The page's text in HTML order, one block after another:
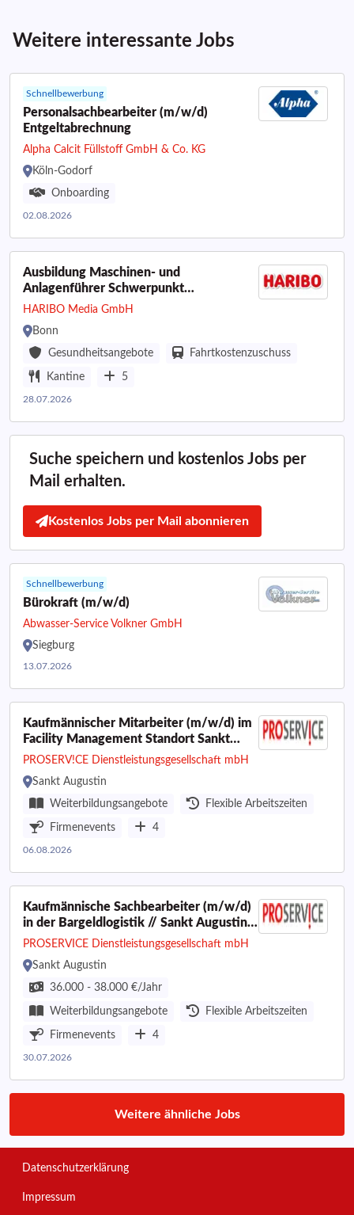
Weitere interessante Jobs
Schnellbewerbung
Personalsachbearbeiter (m/w/d)
Entgeltabrechnung
Alpha Calcit Füllstoff GmbH & Co. KG
Köln-Godorf
Onboarding
02.08.2026
Ausbildung Maschinen- und
Anlagenführer Schwerpunkt
Lebensmitteltechnik (m/w/d)
HARIBO Media GmbH
Bonn
Gesundheitsangebote
Fahrtkostenzuschuss
Kantine 5
28.07.2026
Suche speichern und kostenlos Jobs per
Mail erhalten.
Kostenlos Jobs per Mail abonnieren
Schnellbewerbung
Bürokraft (m/w/d)
Abwasser-Service Volkner GmbH
Siegburg
13.07.2026
Kaufmännischer Mitarbeiter (m/w/d) im
Facility Management Standort Sankt
Augustin bei Bonn in Vollzeit (40
PROSERV!CE Dienstleistungsgesellschaft mbH
Sankt Augustin
Weiterbildungsangebote
Flexible Arbeitszeiten
Firmenevents 4
06.08.2026
Kaufmännische Sachbearbeiter (m/w/d)
in der Bargeldlogistik // Sankt Augustin
in Vollzeit (40 Wochenstunden)
PROSERVICE Dienstleistungsgesellschaft mbH
Sankt Augustin
36.000 - 38.000 €/Jahr
Weiterbildungsangebote Flexible Arbeitszeiten
Firmenevents 4
30.07.2026
Weitere ähnliche Jobs
Datenschutzerklärung
Impressum